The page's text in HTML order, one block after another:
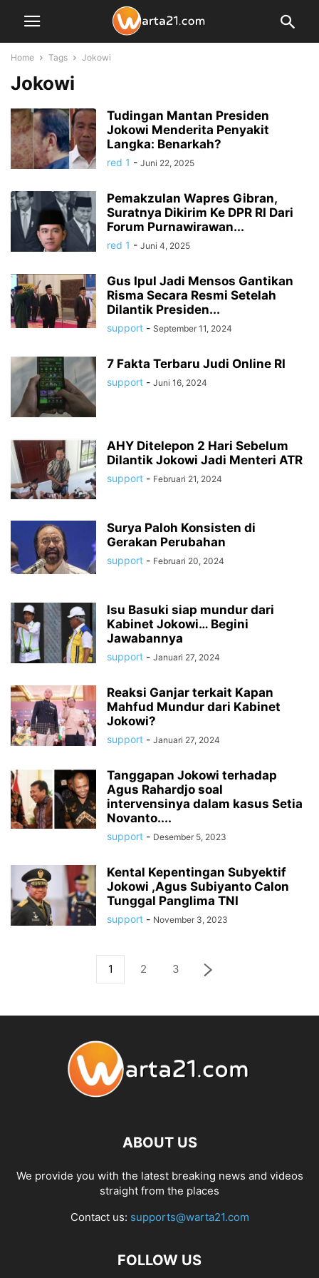
Home Tags Jokowi
Jokowi
Tudingan Mantan Presiden
Jokowi Menderita Penyakit
Langka: Benarkah?
red 1 - Juni 22, 2025
Pemakzulan Wapres Gibran,
Suratnya Dikirim Ke DPR RI Dari
Forum Purnawirawan...
red 1 - Juni 4, 2025
Gus Ipul Jadi Mensos Gantikan
Risma Secara Resmi Setelah
Dilantik Presiden...
support - September 11, 2024
7 Fakta Terbaru Judi Online RI
support - Juni 16, 2024
AHY Ditelepon 2 Hari Sebelum
Dilantik Jokowi Jadi Menteri ATR
support - Februari 21, 2024
Surya Paloh Konsisten di
Gerakan Perubahan
support - Februari 20, 2024
Isu Basuki siap mundur dari
Kabinet Jokowi… Begini
Jawabannya
support - Januari 27, 2024
Reaksi Ganjar terkait Kapan
Mahfud Mundur dari Kabinet
Jokowi?
support - Januari 27, 2024
Tanggapan Jokowi terhadap
Agus Rahardjo soal
intervensinya dalam kasus Setia
Novanto....
support - Desember 5, 2023
Kental Kepentingan Subyektif
Jokowi ,Agus Subiyanto Calon
Tunggal Panglima TNI
support - November 3, 2023
1 2 3
ABOUT US
We provide you with the latest breaking news and videos
straight from the places
Contact us: supports@warta21.com
FOLLOW US